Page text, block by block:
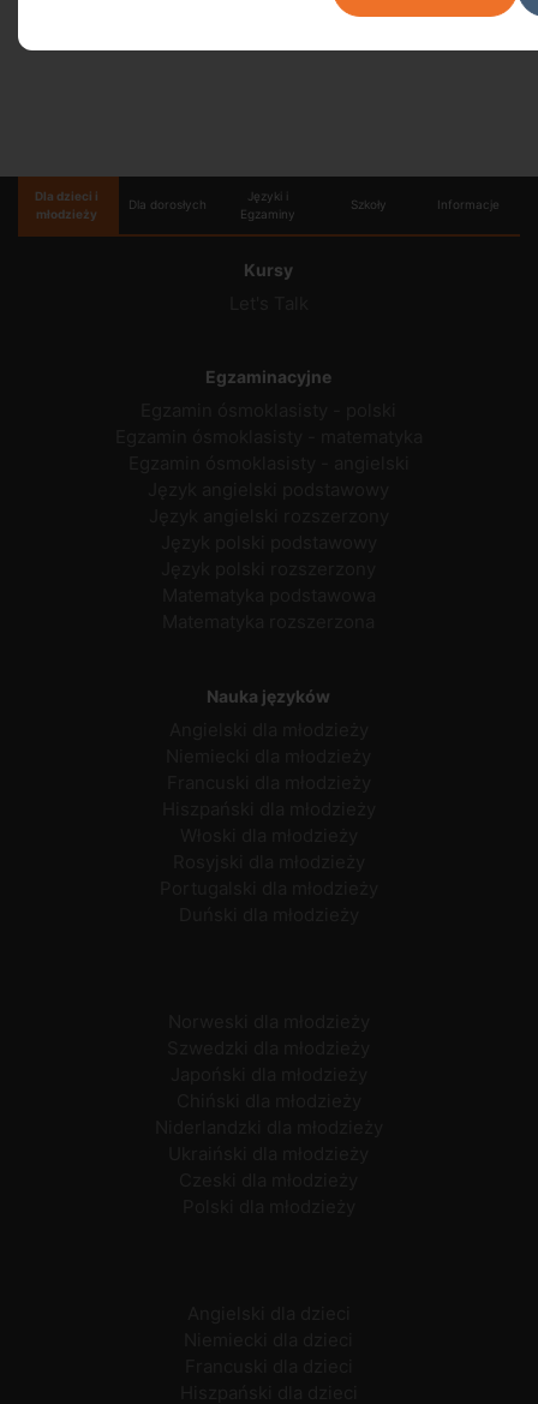
Kursy
Egzaminacyjne
Nauka języków
Dla dzieci i
młodzieży
Dla dorosłych
Języki i
Egzaminy
Szkoły Informacje